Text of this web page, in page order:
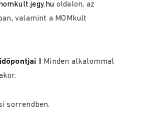
oldalon, az
valamint a MOMkult
|
Minden alkalommal
sorrendben.